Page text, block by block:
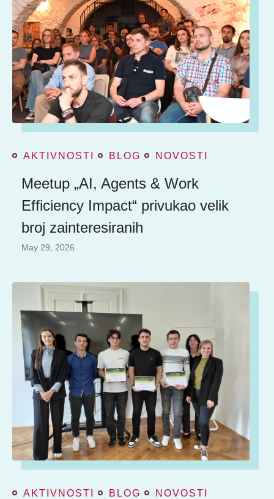
AKTIVNOSTI BLOG NOVOSTI
Meetup „AI, Agents & Work
Efficiency Impact“ privukao velik
broj zainteresiranih
May 29, 2026
AKTIVNOSTI BLOG NOVOSTI